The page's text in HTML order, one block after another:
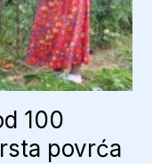
100
povrća